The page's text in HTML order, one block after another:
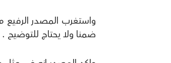
واستغرب المصدر الرفيع
ضمنا ولا يحتاج للتوضيح .